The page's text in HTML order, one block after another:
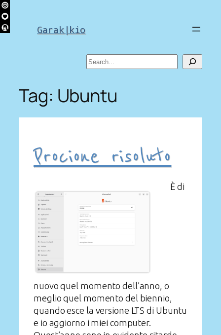
Skip
to
content Garak|kio
Search
Tag: Ubuntu
Procione risoluto
È di
nuovo quel momento dell’anno, o
meglio quel momento del biennio,
quando esce la versione LTS di Ubuntu
e io aggiorno i miei computer.